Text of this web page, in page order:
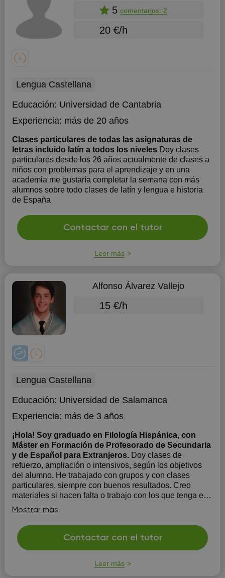
5 comentarios: 2
20 €/h
Lengua Castellana
Educación: Universidad de Cantabria
Experiencia: más de 20 años
Clases particulares de todas las asignaturas de
letras incluido latín a todos los niveles Doy clases
particulares desde los 26 años actualmente de clases a
niños con problemas para el aprendizaje y en una
academia me gustaría completar la semana con más
alumnos sobre todo clases de latín y lengua e historia
de España
Contactar con el tutor
Leer más
Alfonso Álvarez Vallejo
15 €/h
Lengua Castellana
Educación: Universidad de Salamanca
Experiencia: más de 3 años
¡Hola! Soy graduado en Filología Hispánica, con
Máster en Formación de Profesorado de Secundaria
y de Español para Extranjeros. Doy clases de
refuerzo, ampliación o intensivos, según los objetivos
del alumno. He trabajado con grupos y con clases
particulares, siempre con buenos resultados. Creo
materiales si hacen falta o trabajo con los que tenga el
alumno, lo que sea necesario en cada caso. Doy tanto
Lengua como Literatura...
Mostrar más
Contactar con el tutor
Leer más